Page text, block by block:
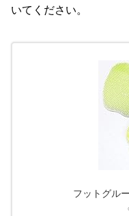
いてください。
フットグル